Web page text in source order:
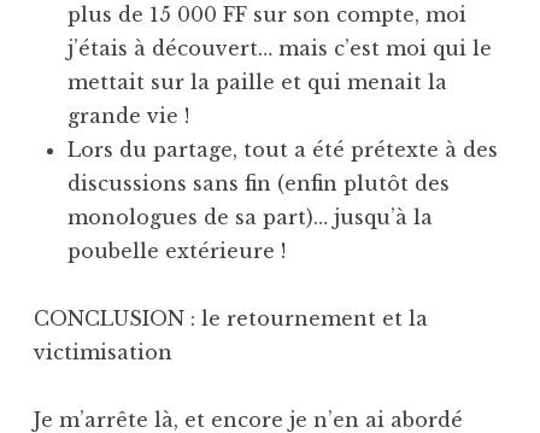
plus de 15 000 FF sur son compte, moi
j’étais à découvert… mais c’est moi qui le
mettait sur la paille et qui menait la
grande vie !
Lors du partage, tout a été prétexte à des
discussions sans fin (enfin plutôt des
monologues de sa part)… jusqu’à la
poubelle extérieure !
CONCLUSION : le retournement et la
victimisation
Je m’arrête là, et encore je n’en ai abordé